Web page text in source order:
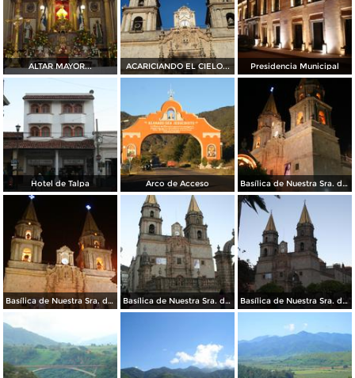
ALTAR MAYOR... ACARICIANDO EL CIELO... Presidencia Municipal
Hotel de Talpa Arco de Acceso Basílica de Nuestra Sra. del Rosario de Talpla
Basílica de Nuestra Sra. del Rosario de Talpa Basílica de Nuestra Sra. del Rosario de Talpa Basílica de Nuestra Sra. del Rosario de Talpa